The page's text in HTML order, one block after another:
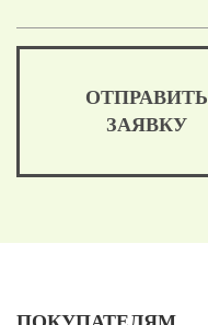
ОТПРАВИТЬ
ЗАЯВКУ